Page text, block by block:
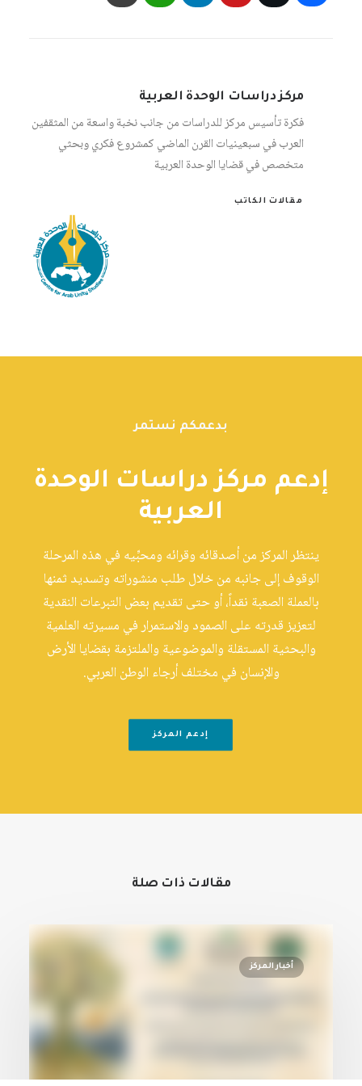
مركز دراسات الوحدة العربية
فكرة تأسيس مركز للدراسات من جانب نخبة واسعة من المثقفين
العرب في سبعينيات القرن الماضي كمشروع فكري وبحثي
متخصص في قضايا الوحدة العربية
مقالات الكاتب
بدعمكم نستمر
إدعم مركز دراسات الوحدة
العربية
ينتظر المركز من أصدقائه وقرائه ومحبِّيه في هذه المرحلة
الوقوف إلى جانبه من خلال طلب منشوراته وتسديد ثمنها
بالعملة الصعبة نقداً، أو حتى تقديم بعض التبرعات النقدية
لتعزيز قدرته على الصمود والاستمرار في مسيرته العلمية
والبحثية المستقلة والموضوعية والملتزمة بقضايا الأرض
والإنسان في مختلف أرجاء الوطن العربي.
إدعم المركز
مقالات ذات صلة
أخبار المركز